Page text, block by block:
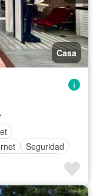
Casa
Seguridad
amueblado